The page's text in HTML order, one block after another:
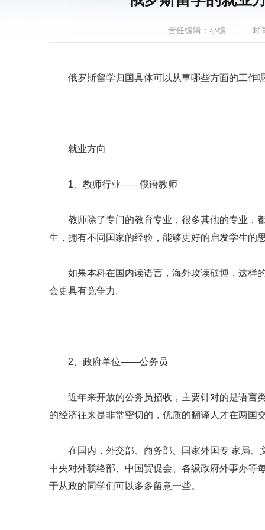
责任编辑：小编 时
俄罗斯留学归国具体可以从事哪些方面的工作
就业方向
1、教师行业——俄语教师
教师除了专门的教育专业，很多其他的专业，
生，拥有不同国家的经验，能够更好的启发学生的
如果本科在国内读语言，海外攻读硕博，这样
会更具有竞争力。
2、政府单位——公务员
近年来开放的公务员招收，主要针对的是语言
的经济往来是非常密切的，优质的翻译人才在两国
在国内，外交部、商务部、国家外国专 家局、
中央对外联络部、中国贸促会、各级政府外事办等
于从政的同学们可以多多留意一些。